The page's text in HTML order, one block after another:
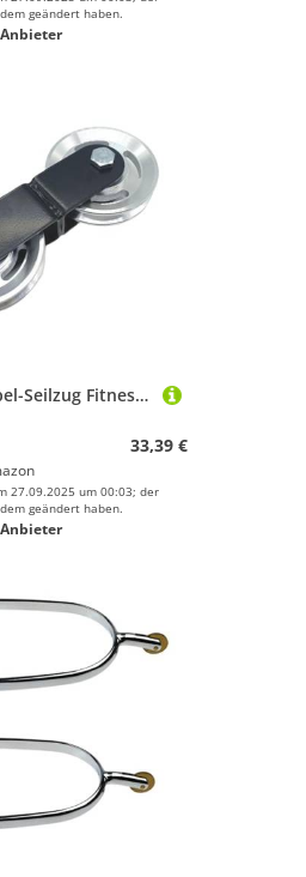
geändert haben.
harayaa Doppel-Seilzug Fitness -Zubehör DIY Fitnessgeräte Zubehör, 88-mm-riemenscheibe
33,39 €
27.09.2025 um 00:03; der
geändert haben.